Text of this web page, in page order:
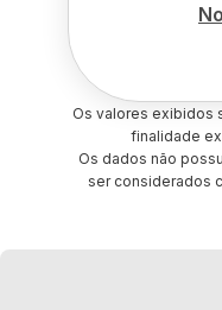
Os valores exibidos
finalidade
Os dados não
ser considerados